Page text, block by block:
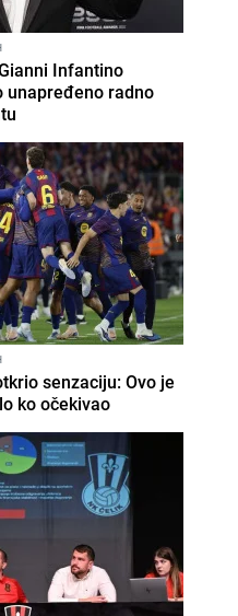
Infantino
unapređeno radno
senzaciju: Ovo je
ko očekivao